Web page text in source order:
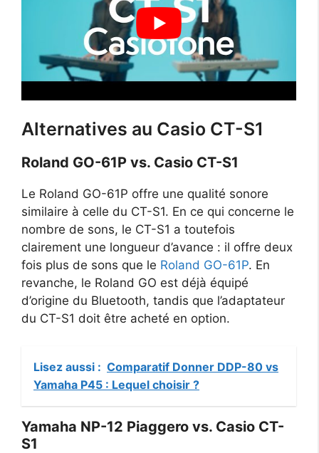
Alternatives au Casio CT-S1
Roland GO-61P vs. Casio CT-S1
Le Roland GO-61P offre une qualité sonore
similaire à celle du CT-S1. En ce qui concerne le
nombre de sons, le CT-S1 a toutefois
clairement une longueur d’avance : il offre deux
fois plus de sons que le Roland GO-61P. En
revanche, le Roland GO est déjà équipé
d’origine du Bluetooth, tandis que l’adaptateur
du CT-S1 doit être acheté en option.
Lisez aussi : Comparatif Donner DDP-80 vs
Yamaha P45 : Lequel choisir ?
Yamaha NP-12 Piaggero vs. Casio CT-
S1